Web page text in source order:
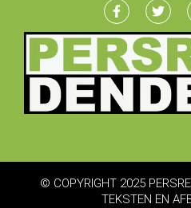
© COPYRIGHT 2025
TEKSTEN EN